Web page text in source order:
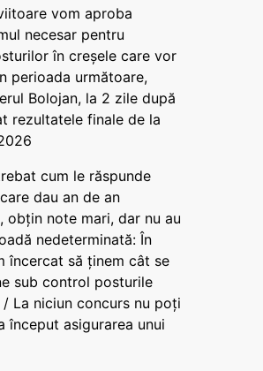
vom aproba
necesar pentru
în creșele care vor
perioada următoare,
Bolojan, la 2 zile după
rezultatele finale de la
cum le răspunde
dau an de an
obțin note mari, dar nu au
nedeterminată: În
încercat să ținem cât se
sub control posturile
La niciun concurs nu poți
început asigurarea unui